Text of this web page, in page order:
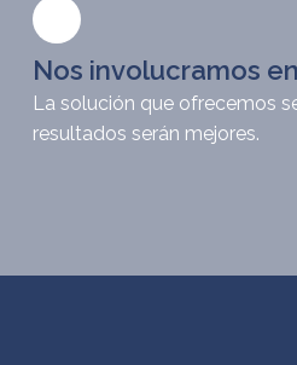
Nos involucramos
La solución que ofrecemos
resultados serán mejores.